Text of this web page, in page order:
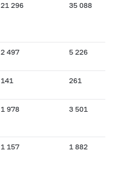
21 296 35 088
2 497 5 226
141 261
1 978 3 501
1 157 1 882